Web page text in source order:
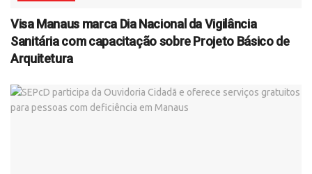
Visa Manaus marca Dia Nacional da Vigilância
Sanitária com capacitação sobre Projeto Básico de
Arquitetura